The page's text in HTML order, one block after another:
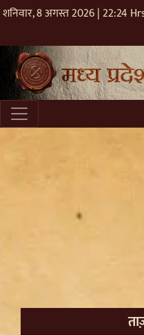
शनिवार, 8 अगस्त 2026 | 22:24